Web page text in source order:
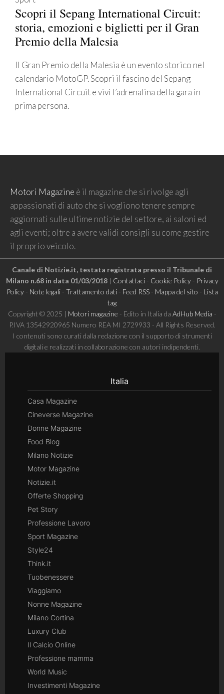
Scopri il Sepang International Circuit:
storia, emozioni e biglietti per il Gran
Premio della Malesia
Il Gran Premio della Malesia è un evento storico nel
calendario MotoGP. Scopri il fascino del Sepang
International Circuit e vivi l’adrenalina della gara in
prima persona.
Motori Magazine è il magazine che si rivolge agli
appassionati di auto che si vogliono tenere sempre
aggiornati sulle ultime notizie del settore, ai saloni ed
agli eventi; oltre a avere validi consigli su come gestire
il proprio veicolo.
Canale di Notizie.it, testata registrata presso il Tribunale di
Milano n.68 in data 01/03/2018| Contattaci- Cookie Policy- Privacy
Policy- Note legali- Trattamento dati- Feed RSS- Mappa del sito - Lista
tag
Copyright © 2025 | Motori magazine - Edito in Italia da AdHub Media -
P.IVA 13542920965 Numero REA MI 2729933 - All Rights Reserved.
I contenuti sono curati dalla redazione con il supporto di strumenti
digitali e realizzati in collaborazione con autori indipendenti.
Italia
Casa Magazine
Cineverse Magazine
Donne Magazine
Food Blog
Milano Notizie
Motor Magazine
Notizie.it
Offerte Shopping
Pet Story
Professione Lavoro
Sport Magazine
Style24
Think.it
Tuobenessere
Viaggiamo
Nonne Magazine
Milano Cortina
Luxury Club
Il Calcio Online
Professione mamma
World Music
Investimenti Magazine